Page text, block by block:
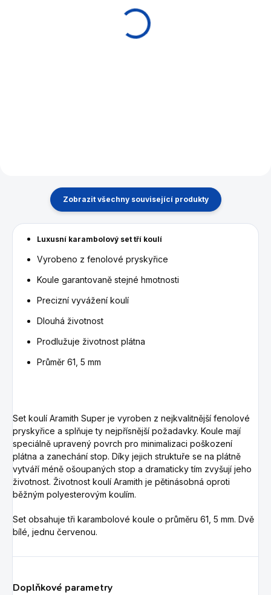
Zobrazit všechny související produkty
Luxusní karambolový set tří koulí
Vyrobeno z fenolové pryskyřice
Koule garantovaně stejné hmotnosti
Precizní vyvážení koulí
Dlouhá životnost
Prodlužuje životnost plátna
Průměr 61, 5 mm
Set koulí Aramith Super je vyroben z nejkvalitnější fenolové
pryskyřice a splňuje ty nejpřísnější požadavky. Koule mají
speciálně upravený povrch pro minimalizaci poškození
plátna a zanechání stop. Díky jejich struktuře se na plátně
vytváří méně ošoupaných stop a dramaticky tím zvyšují jeho
životnost. Životnost koulí Aramith je pětinásobná oproti
běžným polyesterovým koulím.
Set obsahuje tři karambolové koule o průměru 61, 5 mm. Dvě
bílé, jednu červenou.
Doplňkové parametry